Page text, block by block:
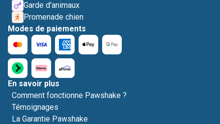
Garde d'animaux
Promenade chien
Modes de paiements
En savoir plus
Comment fonctionne Pawshake ?
Témoignages
La Garantie Pawshake